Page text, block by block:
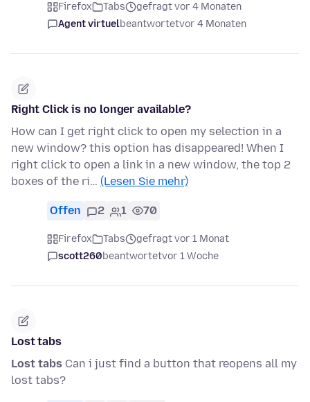
Firefox Tabs
gefragt vor 4 Monaten
Agent virtuelbeantwortetvor 4 Monaten
Right Click is no longer available?
How can I get right click to open my selection in a
new window? this option has disappeared! When I
right click to open a link in a new window, the top 2
boxes of the ri… (Lesen Sie mehr)
Offen 2 1 70
Firefox Tabs
gefragt vor 1 Monat
scott260beantwortetvor 1 Woche
Lost tabs
Lost tabs Can i just find a button that reopens all my
lost tabs?